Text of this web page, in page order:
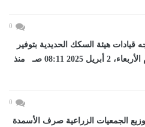
0
قيادات هيئة السكك الحديدية بتوفير
أماكن في رحلات...اليوم الأربعاء، 2 أبريل 2025 08:11 صـ منذ
0
الجمعيات الزراعية صرف الأسمدة